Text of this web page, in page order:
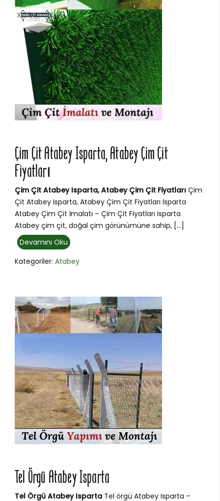
Çim Çit Atabey Isparta, Atabey Çim Çit
Fiyatları
Çim Çit Atabey Isparta, Atabey Çim Çit Fiyatları Çim
Çit Atabey Isparta, Atabey Çim Çit Fiyatları Isparta
Atabey Çim Çit İmalatı – Çim Çit Fiyatları Isparta
Atabey çim çit, doğal çim görünümüne sahip, […]
Devamını Oku
Kategoriler: Atabey
Tel Örgü Atabey Isparta
Tel Örgü Atabey Isparta Tel örgü Atabey Isparta –